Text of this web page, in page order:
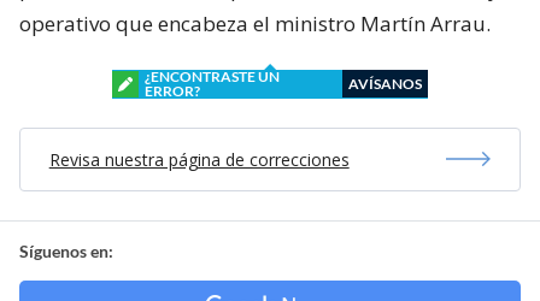
operativo que encabeza el ministro Martín Arrau.
¿ENCONTRASTE UN
ERROR?
AVÍSANOS
Revisa nuestra página de correcciones
Síguenos en: